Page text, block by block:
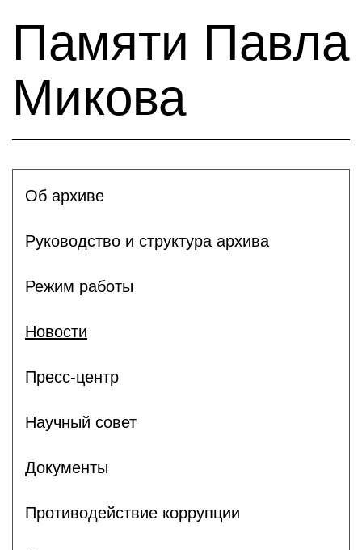
Памяти Павла
Микова
Об архиве
Руководство и структура архива
Режим работы
Новости
Пресс-центр
Научный совет
Документы
Противодействие коррупции